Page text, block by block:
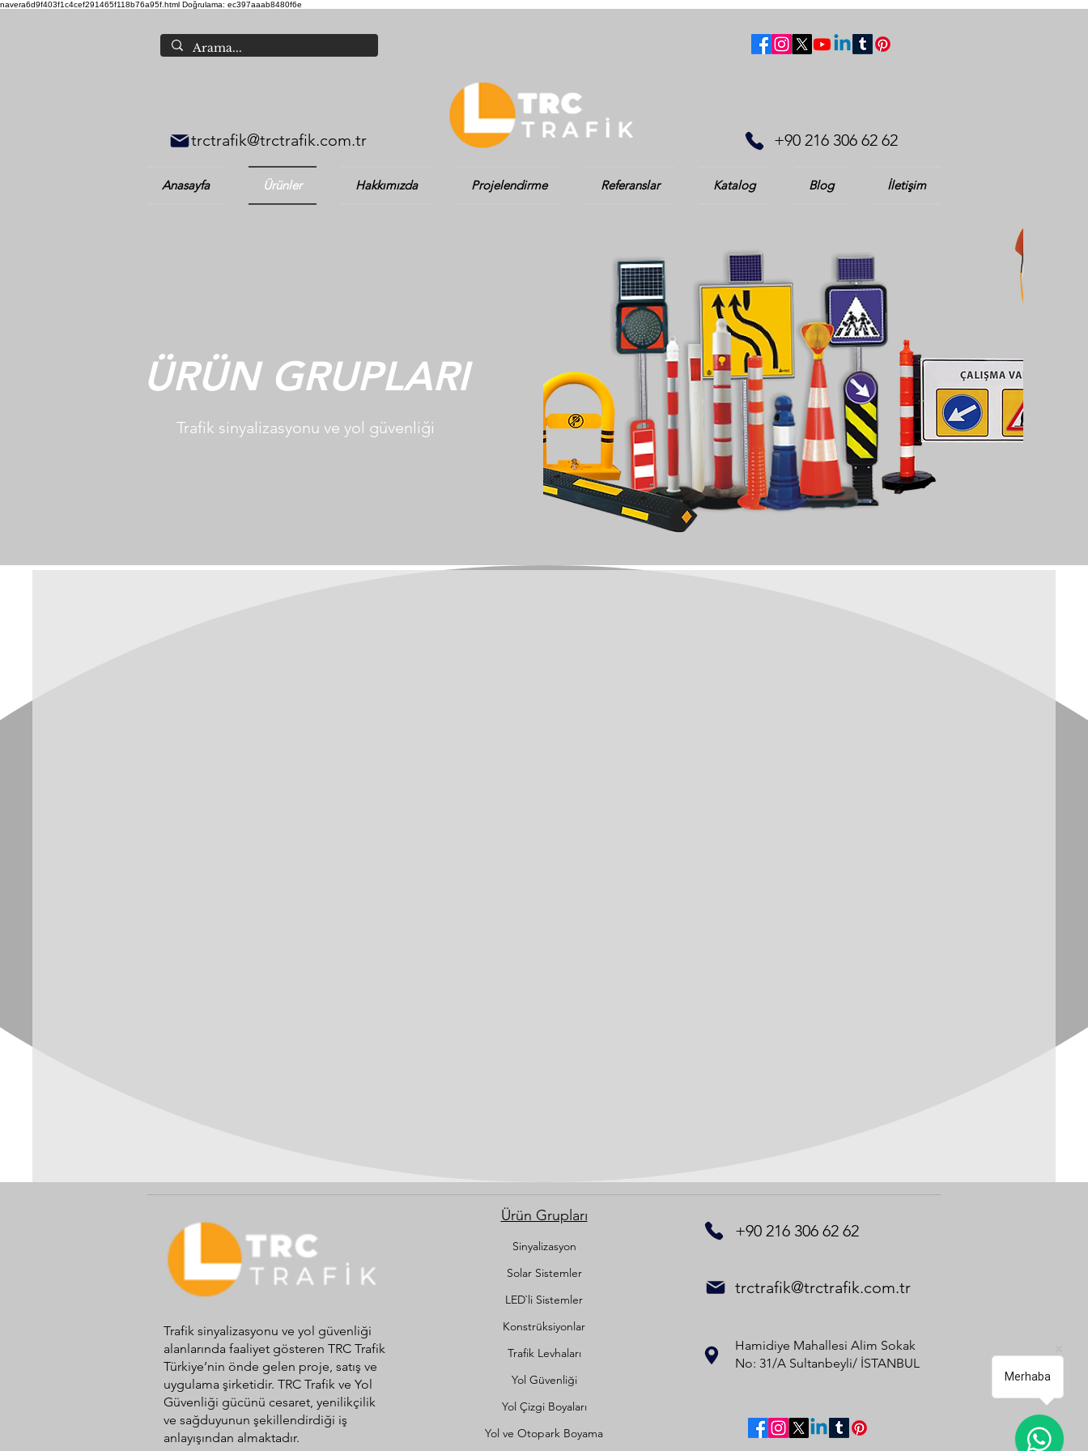
navera6d9f403f1c4cef291465f118b76a95f.html Doğrulama: ec397aaab8480f6e
trctrafik@trctrafik.com.tr +90 216 306 62 62
Anasayfa Ürünler Hakkımızda Projelendirme Referanslar Katalog Blog İletişim
ÜRÜN GRUPLARI
Trafik sinyalizasyonu ve yol güvenliği
Trafik sinyalizasyonu ve yol güvenliği
alanlarında faaliyet gösteren TRC Trafik
Türkiye’nin önde gelen proje, satış ve
uygulama şirketidir. TRC Trafik ve Yol
Güvenliği gücünü cesaret, yenilikçilik
ve sağduyunun şekillendirdiği iş
anlayışından almaktadır.
Ürün Grupları
Sinyalizasyon
Solar Sistemler
LED`li Sistemler
Konstrüksiyonlar
Trafik Levhaları
Yol Güvenliği
Yol Çizgi Boyaları
Yol ve Otopark Boyama
+90 216 306 62 62
trctrafik@trctrafik.com.tr
Hamidiye Mahallesi Alim Sokak
No: 31/A Sultanbeyli/ İSTANBUL​
Merhaba